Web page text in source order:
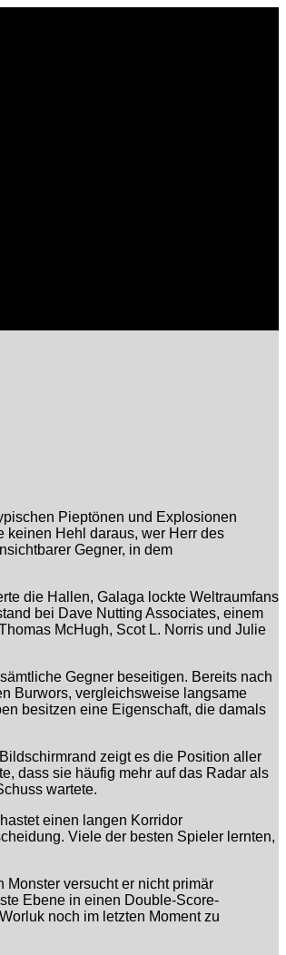
Pieptönen und Explosionen
keinen Hehl daraus, wer Herr des
Gegner, in dem
die Hallen, Galaga lockte Weltraumfans
bei Dave Nutting Associates, einem
McHugh, Scot L. Norris und Julie
Gegner beseitigen. Bereits nach
Burwors, vergleichsweise langsame
besitzen eine Eigenschaft, die damals
zeigt es die Position aller
dass sie häufig mehr auf das Radar als
wartete.
einen langen Korridor
Viele der besten Spieler lernten,
versucht er nicht primär
Ebene in einen Double-Score-
noch im letzten Moment zu